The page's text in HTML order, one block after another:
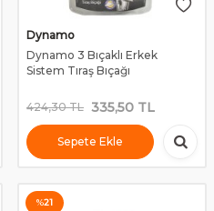
Dynamo
Dynamo 3 Bıçaklı Erkek
Sistem Tıraş Bıçağı
424,30TL 335,50 TL
Sepete Ekle
%21